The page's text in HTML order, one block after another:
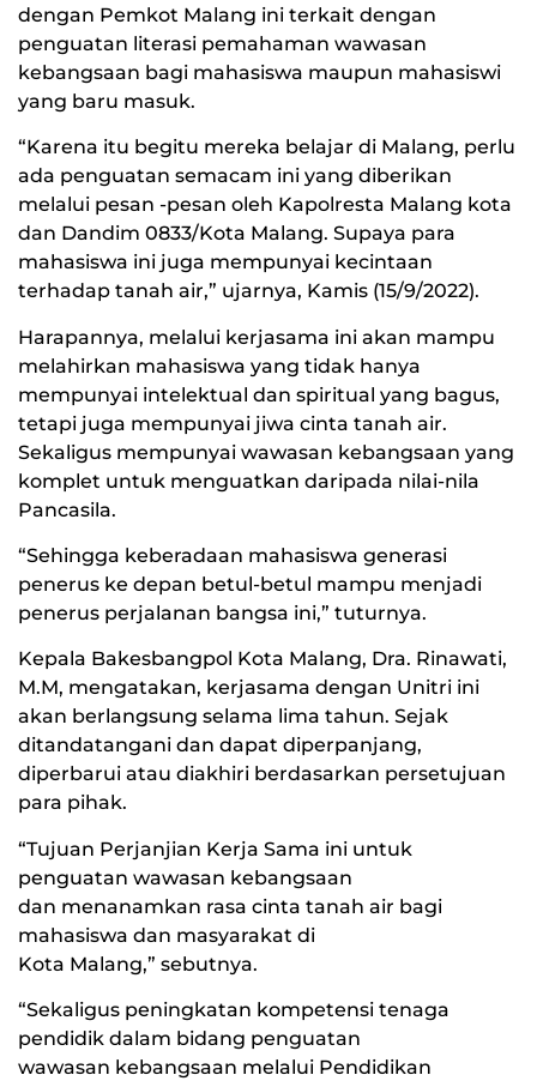
dengan Pemkot Malang ini terkait dengan
penguatan literasi pemahaman wawasan
kebangsaan bagi mahasiswa maupun mahasiswi
yang baru masuk.
“Karena itu begitu mereka belajar di Malang, perlu
ada penguatan semacam ini yang diberikan
melalui pesan -pesan oleh Kapolresta Malang kota
dan Dandim 0833/Kota Malang. Supaya para
mahasiswa ini juga mempunyai kecintaan
terhadap tanah air,” ujarnya, Kamis (15/9/2022).
Harapannya, melalui kerjasama ini akan mampu
melahirkan mahasiswa yang tidak hanya
mempunyai intelektual dan spiritual yang bagus,
tetapi juga mempunyai jiwa cinta tanah air.
Sekaligus mempunyai wawasan kebangsaan yang
komplet untuk menguatkan daripada nilai-nila
Pancasila.
“Sehingga keberadaan mahasiswa generasi
penerus ke depan betul-betul mampu menjadi
penerus perjalanan bangsa ini,” tuturnya.
Kepala Bakesbangpol Kota Malang, Dra. Rinawati,
M.M, mengatakan, kerjasama dengan Unitri ini
akan berlangsung selama lima tahun. Sejak
ditandatangani dan dapat diperpanjang,
diperbarui atau diakhiri berdasarkan persetujuan
para pihak.
“Tujuan Perjanjian Kerja Sama ini untuk
penguatan wawasan kebangsaan
dan menanamkan rasa cinta tanah air bagi
mahasiswa dan masyarakat di
Kota Malang,” sebutnya.
“Sekaligus peningkatan kompetensi tenaga
pendidik dalam bidang penguatan
wawasan kebangsaan melalui Pendidikan